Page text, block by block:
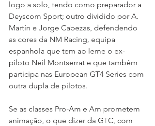
logo a solo, tendo como preparador a
Deyscom Sport; outro dividido por A.
Martín e Jorge Cabezas, defendendo
as cores da NM Racing, equipa
espanhola que tem ao leme o ex-
piloto Neil Montserrat e que também
participa nas European GT4 Series com
outra dupla de pilotos.
Se as classes Pro-Am e Am prometem
animação, o que dizer da GTC, com